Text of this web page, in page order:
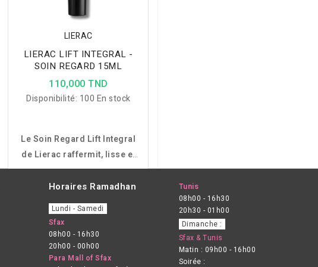
LIERAC
LIERAC LIFT INTEGRAL -
SOIN REGARD 15ML
110,000 TND
Disponibilité: 100 En stock
Le Soin Regard Lift Integral
de Lierac raffermit, lisse et
repulpe le contour des yeux
et des lèvres grâce à son
complexe StructureLift
enrichi en actifs d’origine
naturelle.
Horaires Ramadhan
Lundi - Samedi
Sfax
08h00 - 16h30
20h00 - 00h00
Para Mall of Sfax
Tunis
08h00 - 16h30
20h30 - 01h00
Dimanche :
Sfax & Tunis
Matin : 09h00 - 16h00
Soirée :